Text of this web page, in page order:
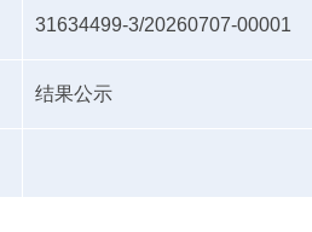
31634499-3/20260707-00001
结果公示